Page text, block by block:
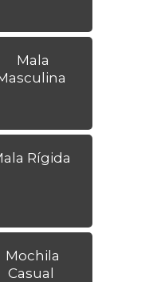
Mala
Rígida
Mochila
Casual